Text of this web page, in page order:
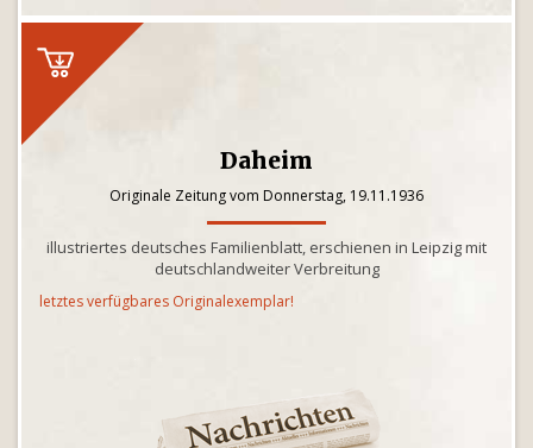
Daheim
Originale Zeitung vom Donnerstag, 19.11.1936
illustriertes deutsches Familienblatt, erschienen in Leipzig mit
deutschlandweiter Verbreitung
letztes verfügbares Originalexemplar!